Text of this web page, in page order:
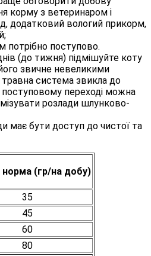
корму з ветеринаром і
додатковий вологий прикорм,
потрібно поступово.
(до тижня) підмішуйте коту
звичне невеликими
система звикла до
переході можна
розлади шлунково-
має бути доступ до чистої та
(гр/на добу)
35
45
60
80